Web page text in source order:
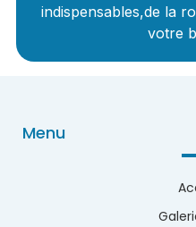
indispensables,de la
votre
Menu